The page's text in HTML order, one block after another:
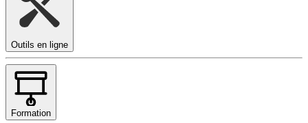
Outils en ligne
Formation